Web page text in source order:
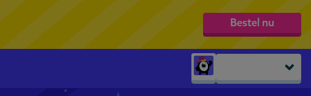
Bestel nu